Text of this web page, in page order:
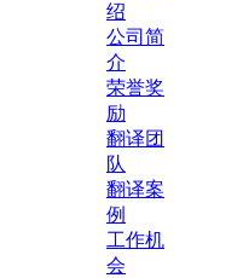
绍
公司简
介
荣誉奖
励
翻译团
队
翻译案
例
工作机
会